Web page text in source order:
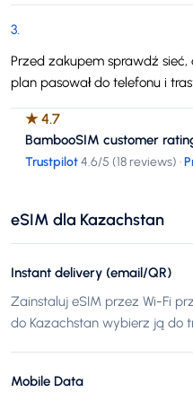
3.
Przed zakupem sprawdź
plan pasował do telefonu i
★4.7
BambooSIM customer
Trustpilot4.6/5 (18 reviews) ·
eSIM dla Kazachstan
Instant delivery (email/QR)
Zainstaluj eSIM przez Wi-Fi
do Kazachstan wybierz ją do
Mobile Data